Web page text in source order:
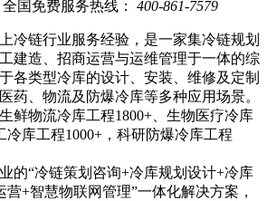
全国免费服务热线： 400-861-7579
冷链行业服务经验，是一家集冷链规划
建造、招商运营与运维管理于一体的综
各类型冷库的设计、安装、维修及定制
药、物流及防爆冷库等多种应用场景。
鲜物流冷库工程1800+、生物医疗冷库
冷库工程1000+，科研防爆冷库工程
的“冷链策划咨询+冷库规划设计+冷库
+智慧物联网管理”一体化解决方案，